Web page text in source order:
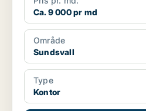
Ca. 9 000 pr md
Område
Sundsvall
Type
Kontor